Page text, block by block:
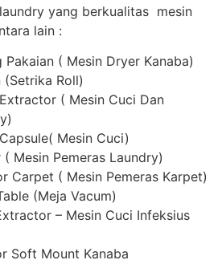
yang berkualitas mesin
lain :
Pakaian ( Mesin Dryer Kanaba)
(Setrika Roll)
( Mesin Cuci Dan
Mesin Cuci)
Mesin Pemeras Laundry)
Carpet ( Mesin Pemeras Karpet)
(Meja Vacum)
– Mesin Cuci Infeksius
Soft Mount Kanaba